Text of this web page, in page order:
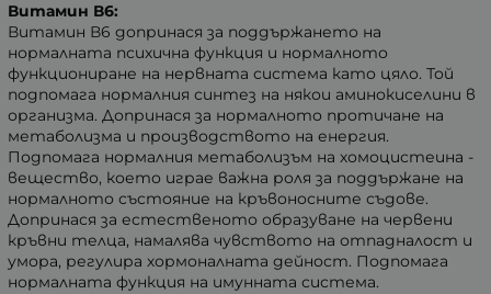
Витамин В6:
Витамин В6 допринася за поддържането на
нормалната психична функция и нормалното
функциониране на нервната система като цяло. Той
подпомага нормалния синтез на някои аминокиселини в
организма. Допринася за нормалното протичане на
метаболизма и производството на енергия.
Подпомага нормалния метаболизъм на хомоцистеина -
вещество, което играе важна роля за поддържане на
нормалното състояние на кръвоносните съдове.
Допринася за естественото образуване на червени
кръвни телца, намалява чувството на отпадналост и
умора, регулира хормоналната дейност. Подпомага
нормалната функция на имунната система.